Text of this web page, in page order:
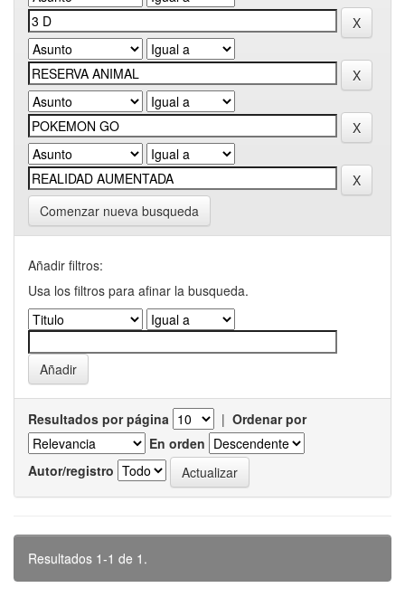
Comenzar nueva busqueda
Añadir filtros:
Usa los filtros para afinar la busqueda.
Resultados por página | Ordenar por
En orden
Autor/registro
Resultados 1-1 de 1.